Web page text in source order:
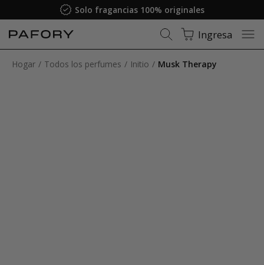
Solo fragancias 100% originales
Ingresa
Hogar Todos los perfumes Initio Musk Therapy